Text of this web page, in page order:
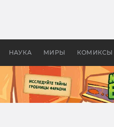
НАУКА МИРЫ КОМИКСЫ
бы «Властелина колец»